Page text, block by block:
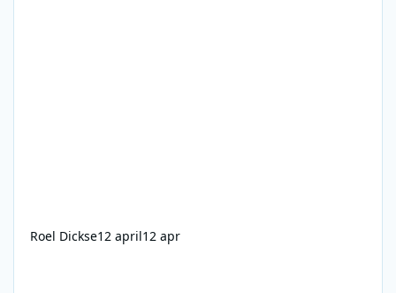
Roel Dickse12 april12 apr